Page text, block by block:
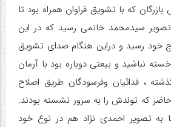
که با تشویق فراوان همراه بود تا
سیدمحمد خاتمی رسید که در این
خود رسید و دراین هنگام صدای تشویق
نباشید و بیعتی دوباره بود با آرمان
، فدائیان وفرسودگان طریق اصلاح
که تولدش را به سرور نشسته بودند.
به تصویر احمدی نژاد هم در نوع خود